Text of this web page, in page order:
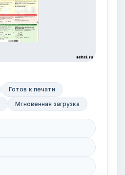
Готов к печати
Мгновенная загрузка